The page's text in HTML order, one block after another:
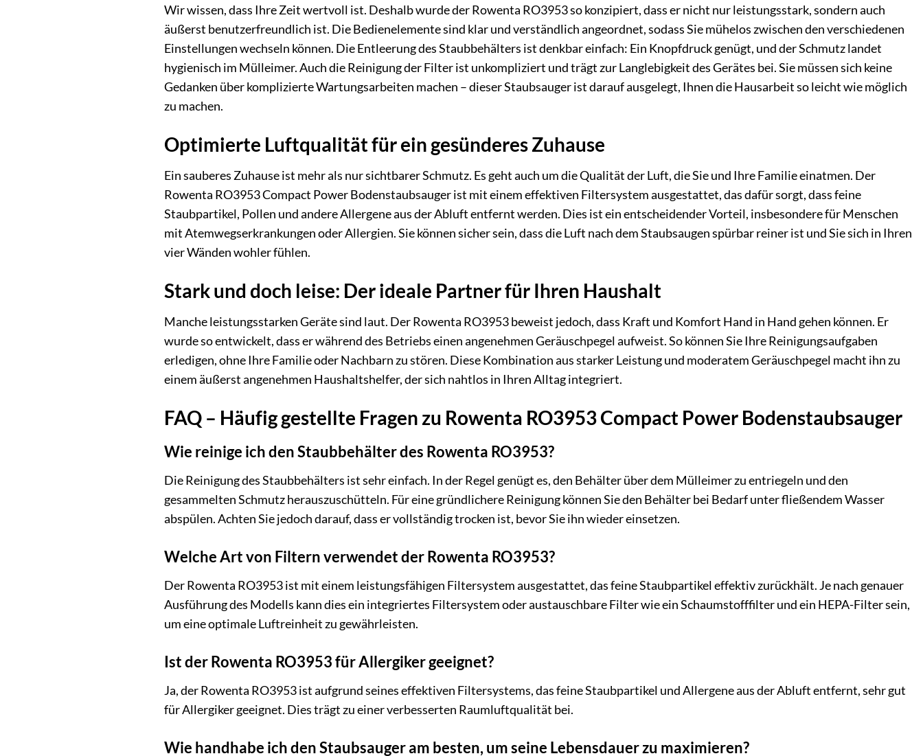
Wir wissen, dass Ihre Zeit wertvoll ist. Deshalb wurde der Rowenta RO3953 so konzipiert, dass er nicht nur leistungsstark, sondern auch
äußerst benutzerfreundlich ist. Die Bedienelemente sind klar und verständlich angeordnet, sodass Sie mühelos zwischen den verschiedenen
Einstellungen wechseln können. Die Entleerung des Staubbehälters ist denkbar einfach: Ein Knopfdruck genügt, und der Schmutz landet
hygienisch im Mülleimer. Auch die Reinigung der Filter ist unkompliziert und trägt zur Langlebigkeit des Gerätes bei. Sie müssen sich keine
Gedanken über komplizierte Wartungsarbeiten machen – dieser Staubsauger ist darauf ausgelegt, Ihnen die Hausarbeit so leicht wie möglich
zu machen.
Optimierte Luftqualität für ein gesünderes Zuhause
Ein sauberes Zuhause ist mehr als nur sichtbarer Schmutz. Es geht auch um die Qualität der Luft, die Sie und Ihre Familie einatmen. Der
Rowenta RO3953 Compact Power Bodenstaubsauger ist mit einem effektiven Filtersystem ausgestattet, das dafür sorgt, dass feine
Staubpartikel, Pollen und andere Allergene aus der Abluft entfernt werden. Dies ist ein entscheidender Vorteil, insbesondere für Menschen
mit Atemwegserkrankungen oder Allergien. Sie können sicher sein, dass die Luft nach dem Staubsaugen spürbar reiner ist und Sie sich in Ihren
vier Wänden wohler fühlen.
Stark und doch leise: Der ideale Partner für Ihren Haushalt
Manche leistungsstarken Geräte sind laut. Der Rowenta RO3953 beweist jedoch, dass Kraft und Komfort Hand in Hand gehen können. Er
wurde so entwickelt, dass er während des Betriebs einen angenehmen Geräuschpegel aufweist. So können Sie Ihre Reinigungsaufgaben
erledigen, ohne Ihre Familie oder Nachbarn zu stören. Diese Kombination aus starker Leistung und moderatem Geräuschpegel macht ihn zu
einem äußerst angenehmen Haushaltshelfer, der sich nahtlos in Ihren Alltag integriert.
FAQ – Häufig gestellte Fragen zu Rowenta RO3953 Compact Power Bodenstaubsauger
Wie reinige ich den Staubbehälter des Rowenta RO3953?
Die Reinigung des Staubbehälters ist sehr einfach. In der Regel genügt es, den Behälter über dem Mülleimer zu entriegeln und den
gesammelten Schmutz herauszuschütteln. Für eine gründlichere Reinigung können Sie den Behälter bei Bedarf unter fließendem Wasser
abspülen. Achten Sie jedoch darauf, dass er vollständig trocken ist, bevor Sie ihn wieder einsetzen.
Welche Art von Filtern verwendet der Rowenta RO3953?
Der Rowenta RO3953 ist mit einem leistungsfähigen Filtersystem ausgestattet, das feine Staubpartikel effektiv zurückhält. Je nach genauer
Ausführung des Modells kann dies ein integriertes Filtersystem oder austauschbare Filter wie ein Schaumstofffilter und ein HEPA-Filter sein,
um eine optimale Luftreinheit zu gewährleisten.
Ist der Rowenta RO3953 für Allergiker geeignet?
Ja, der Rowenta RO3953 ist aufgrund seines effektiven Filtersystems, das feine Staubpartikel und Allergene aus der Abluft entfernt, sehr gut
für Allergiker geeignet. Dies trägt zu einer verbesserten Raumluftqualität bei.
Wie handhabe ich den Staubsauger am besten, um seine Lebensdauer zu maximieren?